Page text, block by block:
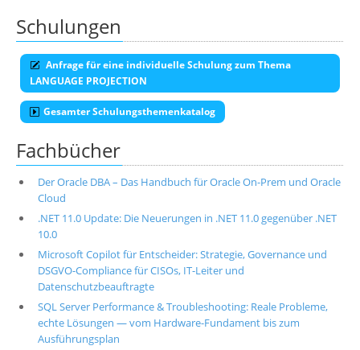
Schulungen
Anfrage für eine individuelle Schulung zum Thema
LANGUAGE PROJECTION
Gesamter Schulungsthemenkatalog
Fachbücher
Der Oracle DBA – Das Handbuch für Oracle On-Prem und Oracle
Cloud
.NET 11.0 Update: Die Neuerungen in .NET 11.0 gegenüber .NET
10.0
Microsoft Copilot für Entscheider: Strategie, Governance und
DSGVO-Compliance für CISOs, IT-Leiter und
Datenschutzbeauftragte
SQL Server Performance & Troubleshooting: Reale Probleme,
echte Lösungen — vom Hardware-Fundament bis zum
Ausführungsplan